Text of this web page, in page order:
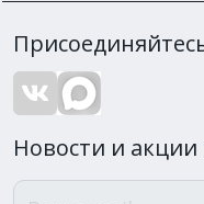
Новости и акции